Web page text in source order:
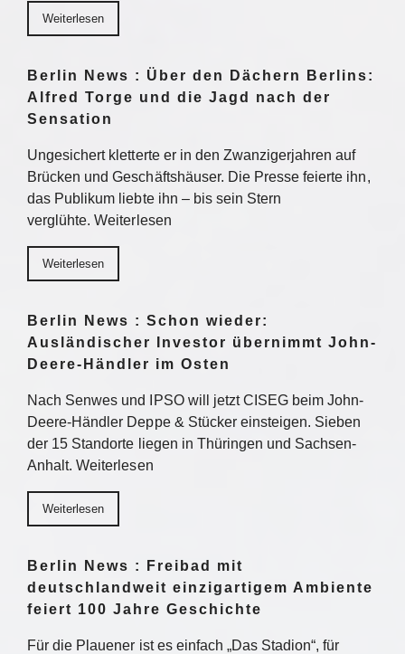
Weiterlesen
Berlin News : Über den Dächern Berlins:
Alfred Torge und die Jagd nach der
Sensation
Ungesichert kletterte er in den Zwanzigerjahren auf
Brücken und Geschäftshäuser. Die Presse feierte ihn,
das Publikum liebte ihn – bis sein Stern
verglühte. Weiterlesen
Weiterlesen
Berlin News : Schon wieder:
Ausländischer Investor übernimmt John-
Deere-Händler im Osten
Nach Senwes und IPSO will jetzt CISEG beim John-
Deere-Händler Deppe & Stücker einsteigen. Sieben
der 15 Standorte liegen in Thüringen und Sachsen-
Anhalt. Weiterlesen
Weiterlesen
Berlin News : Freibad mit
deutschlandweit einzigartigem Ambiente
feiert 100 Jahre Geschichte
Für die Plauener ist es einfach „Das Stadion“, für